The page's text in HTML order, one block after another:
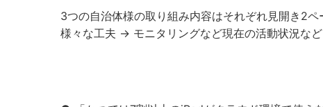
3つの自治体様の取り組み内容はそれぞれ見開き2
様々な工夫 → モニタリングなど現在の活動状況など